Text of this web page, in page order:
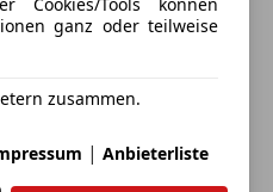
ganz oder teilweise
zusammen.
| Anbieterliste